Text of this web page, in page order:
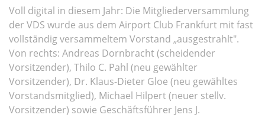
Voll digital in diesem Jahr: Die Mitgliederversammlung
der VDS wurde aus dem Airport Club Frankfurt mit fast
vollständig versammeltem Vorstand „ausgestrahlt".
Von rechts: Andreas Dornbracht (scheidender
Vorsitzender), Thilo C. Pahl (neu gewählter
Vorsitzender), Dr. Klaus-Dieter Gloe (neu gewähltes
Vorstandsmitglied), Michael Hilpert (neuer stellv.
Vorsitzender) sowie Geschäftsführer Jens J.